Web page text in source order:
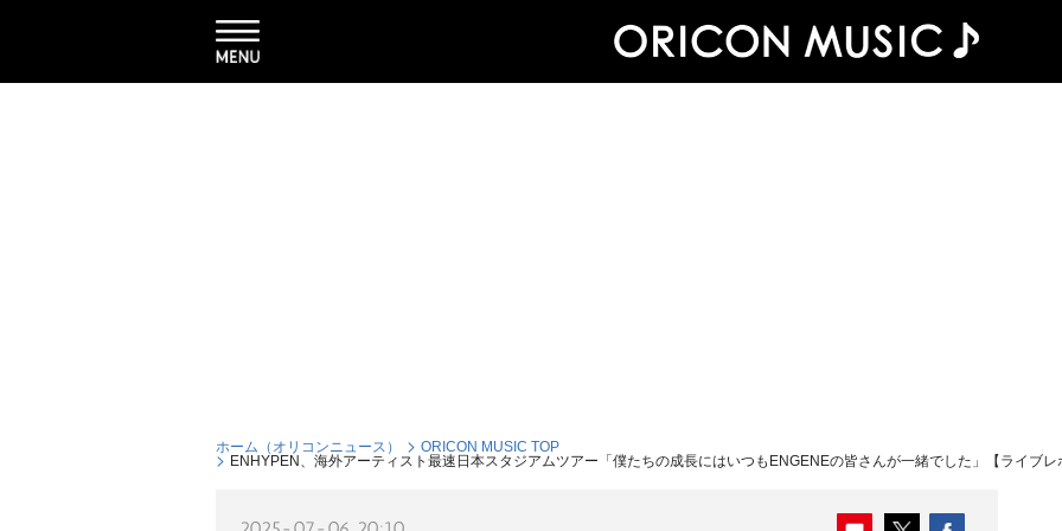
ホーム（オリコンニュース）
ORICON MUSIC TOP
ENHYPEN、海外アーティスト最速日本スタジアムツアー「僕たちの成長にはいつもENGENEの皆さんが一緒でした」【ライブレ